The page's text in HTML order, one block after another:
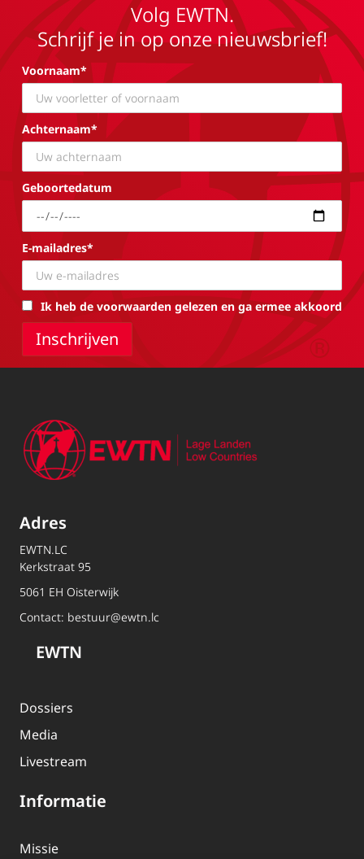
Volg EWTN.
Schrijf je in op onze nieuwsbrief!
Voornaam*
Achternaam*
Geboortedatum
E-mailadres*
Ik heb de voorwaarden gelezen en ga ermee akkoord
Adres
EWTN.LC
Kerkstraat 95
5061 EH Oisterwijk
Contact: bestuur@ewtn.lc
EWTN
Dossiers
Media
Livestream
Informatie
Missie